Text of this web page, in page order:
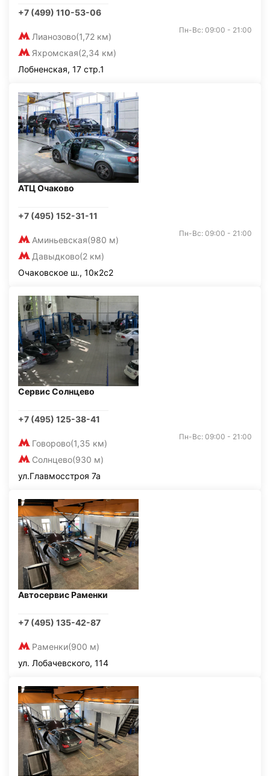
+7 (499) 110-53-06
Лианозово(1,72 км)
Яхромская(2,34 км)
Пн-Вс: 09:00 - 21:00
Лобненская, 17 стр.1
АТЦ Очаково
+7 (495) 152-31-11
Аминьевская(980 м)
Давыдково(2 км)
Пн-Вс: 09:00 - 21:00
Очаковское ш., 10к2с2
Сервис Солнцево
+7 (495) 125-38-41
Говорово(1,35 км)
Солнцево(930 м)
Пн-Вс: 09:00 - 21:00
ул.Главмосстроя 7а
Автосервис Раменки
+7 (495) 135-42-87
Раменки(900 м)
ул. Лобачевского, 114